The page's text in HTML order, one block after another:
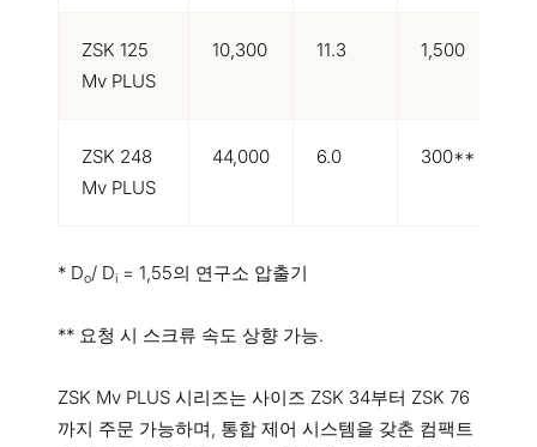
ZSK 125
Mv PLUS
10,300 11.3 1,500
ZSK 248
Mv PLUS
44,000 6.0 300**
* Do/ Di = 1,55의 연구소 압출기
** 요청 시 스크류 속도 상향 가능.
ZSK Mv PLUS 시리즈는 사이즈 ZSK 34부터 ZSK 76
까지 주문 가능하며, 통합 제어 시스템을 갖춘 컴팩트